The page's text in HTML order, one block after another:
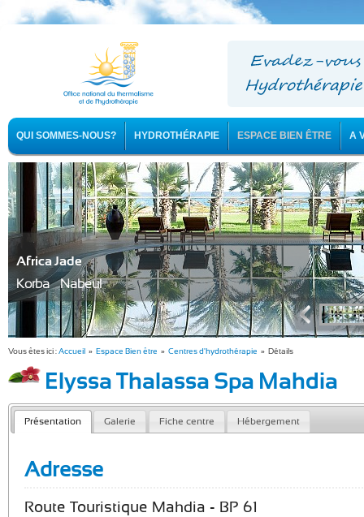
QUI SOMMES-NOUS? HYDROTHÉRAPIE ESPACE BIEN ÊTRE A
Africa Jade
Korba - Nabeul
Vous êtes ici :Accueil » Espace Bien être » Centres d'hydrothérapie » Détails
Elyssa Thalassa Spa Mahdia
Présentation Galerie Fiche centre Hébergement
Adresse
Route Touristique Mahdia - BP 61